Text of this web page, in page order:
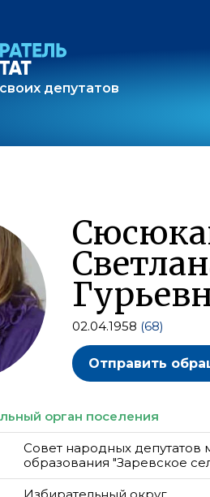
депутатов
02.04.1958 (68)
Отправить
орган поселения
Совет народных депутатов
образования "Заревское